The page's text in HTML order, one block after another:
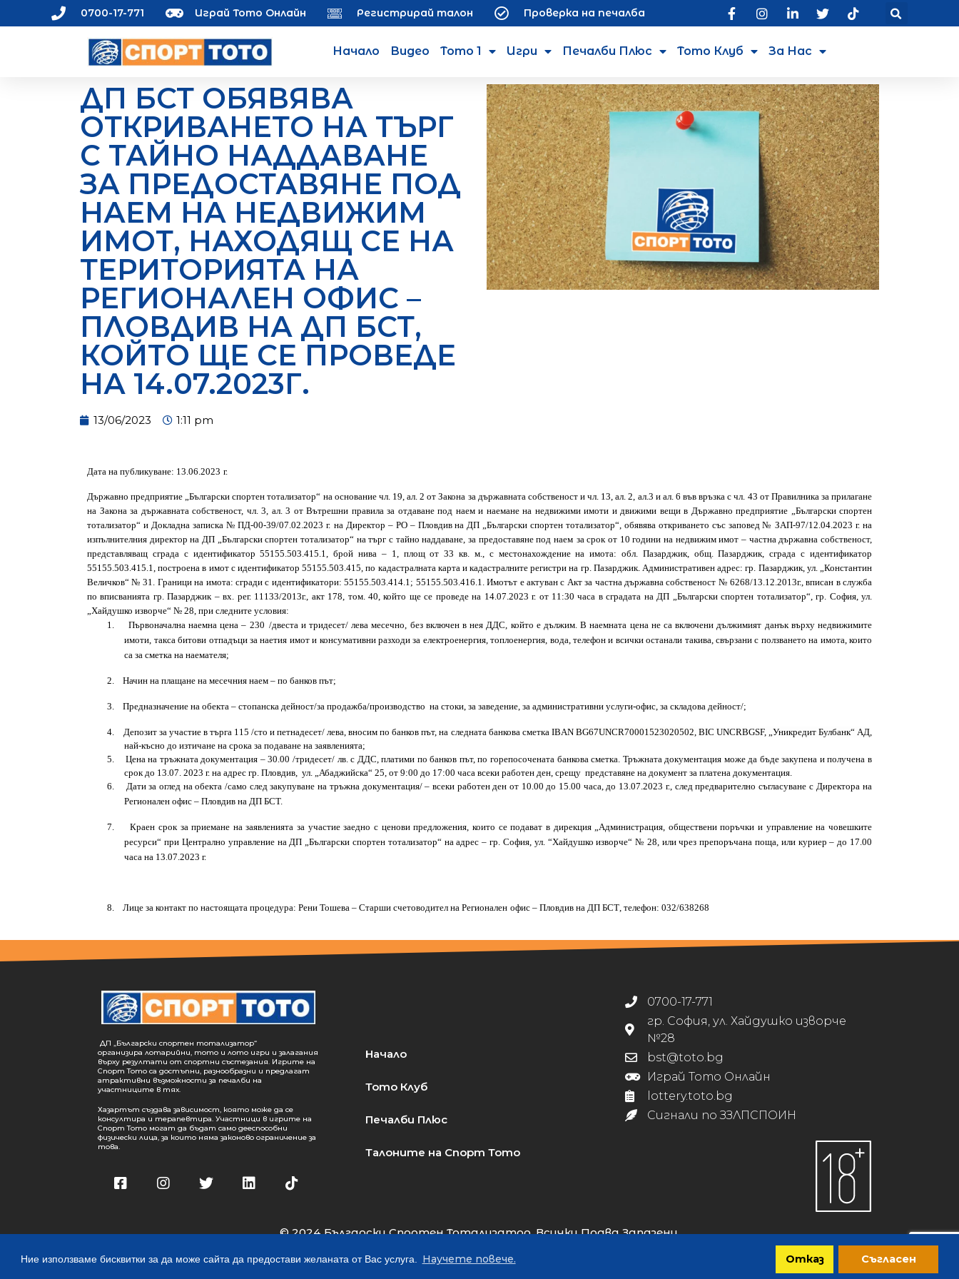
Ние използваме бисквитки за да може сайта да предостави желаната от Вас услуга. Научете повече. Отказ Съгласен
0700-17-771 Играй Тото Онлайн Регистрирай талон Проверка на печалба
Начало Видео Тото 1 Игри Печалби Плюс Тото Клуб За Нас
ДП БСТ ОБЯВЯВА
ОТКРИВАНЕТО НА ТЪРГ
С ТАЙНО НАДДАВАНЕ
ЗА ПРЕДОСТАВЯНЕ ПОД
НАЕМ НА НЕДВИЖИМ
ИМОТ, НАХОДЯЩ СЕ НА
ТЕРИТОРИЯТА НА
РЕГИОНАЛЕН ОФИС –
ПЛОВДИВ НА ДП БСТ,
КОЙТО ЩЕ СЕ ПРОВЕДЕ
НА 14.07.2023Г.
13/06/2023 1:11 pm
Дата на публикуване: 13.06 .2023 г.
Държавно предприятие „Български спортен тотализатор“ на основание чл. 19, ал. 2 отЗакона за държавната собственост и чл. 13, ал. 2, ал.3 и ал. 6 във връзка с чл. 43 от Правилника за прилагане
на Закона за държавната собственост, чл. 3, ал. 3 от Вътрешни правила за отдаване под наем и наемане на недвижими имоти и движими вещи в Държавно предприятие „Български спортен
тотализатор“ и Докладна записка № ПД-00-39/07.02.2023 г. на Директор – РО – Пловдивна ДП „Български спортен тотализатор“, обявява откриването със заповед № ЗАП-97/12 .04.2023 г. на
изпълнителния директор на ДП „Български спортен тотализатор“ на търг с тайно наддаване, за предоставяне под наем за срок от 10 години на недвижим имот – частна държавна собственост,
представляващ сграда с идентификатор 55155.503.415.1, брой нива – 1, площ от 33 кв. м., с местонахождение на имота: обл. Пазарджик, общ. Пазарджик, сграда с идентификатор
55155.503.415.1, построена в имот с идентификатор 55155.503.415, по кадастралната карта и кадастралните регистри на гр. Пазарджик. Aдминистративен адрес: гр. Пазарджик, ул. „Константин
Величков“ № 31. Граници на имота: сгради с идентификатори: 55155.503.414.1; 55155.503.416.1. Имотът е актуван с Акт за частна държавна собственост № 6268/13.12.2013г., вписан в служба
по вписванията гр. Пазарджик – вх. рег. 11133/2013г., акт 178, том. 40, който ще се проведе на 14.07.2023 г. от 11:30 часа в сградата на ДП „Български спортен тотализатор“, гр. София, ул.
„Хайдушко изворче“ № 28 , при следните условия:
1.
Първоначална наемна цена – 230 /двеста и тридесет/ лева месечно, без включен в нея ДДС , който е дължим . В наемната цена не са включени дължимият данък върху недвижимите
имоти, такса битови отпадъци за наетия имот и консумативни разходи за електроенергия, топлоенергия, вода, телефон и всички останали такива, свързани с ползването на имота, които
са за сметка на наемателя;
2. Начин на плащане на месечния наем – по банков път;
3. Предназначение на обекта –стопанска дейност/за продажба/производство на стоки, за заведение, за административни услуги-офис, за складова дейност/;
4. Депозит за участие в търга 115 /сто и петнадесет/ лева, вносим по банков път, на следната банкова сметка IBAN BG67UNCR70001523020502 , BIC UNCRBGSF, „Уникредит Булбанк“ АД
най-късно до изтичане на срока за подаване на заявленията;
5.
Цена на тръжната документация – 30.00 /тридесет/ лв. с ДДС, платими по банков път, по горепосоченатa банкова сметка. Тръжната документация може да бъде закупена и получена в
срок до 13.07. 2023 г. на адрес гр. Пловдив, ул. „Абаджийска“ 25, от 9:00 до 17:00 часа всеки работен ден, срещу представяне на документ за платена документация.
6.
Дати за оглед на обекта /само след закупуване на тръжна документация/ – всеки работен ден от 10.00 до 15.00 часа, до 13.07.2023 г., след предварително съгласуване с Директора на
Регионален офис – Пловдивна ДП БСТ.
7. Краен срок за приемане на заявленията за участие заедно с ценови предложения, които се подават в дирекция „Администрация, обществени поръчки и управление на човешките
ресурси“ приЦентрално управление на ДП „Български спортен тотализатор“на адрес – гр. София, ул. “Хайдушко изворче“ № 28, или чрез препоръчана поща, или куриер – до 17.00
часа на 13.07.2023 г.
8. Лице за контакт по настоящата процедура: Рени Тошева– Старши счетоводителнаРегионален офис – Пловдивна ДП БСТ , телефон:032/638268
ДП „Български спортен тотализатор“
организира лотарийни, тото и лото игри и залагания
върху резултати от спортни състезания. Игрите на
Спорт Тото са достъпни, разнообразни и предлагат
атрактивни възможности за печалби на
участниците в тях.
Хазартът създава зависимост, която може да се
консултира и терапевтира. Участници в игрите на
Спорт Тото могат да бъдат само дееспособни
физически лица, за които няма законово ограничение за
това.
Начало
Тото Клуб
Печалби Плюс
Талоните на Спорт Тото
0700-17-771
гр. София, ул. Хайдушко изворче
№28
bst@toto.bg
Играй Тото Онлайн
lottery.toto.bg
Сигнали по ЗЗЛПСПОИН
© 2024 Български Спортен Тотализатор. Всички Права Запазени.